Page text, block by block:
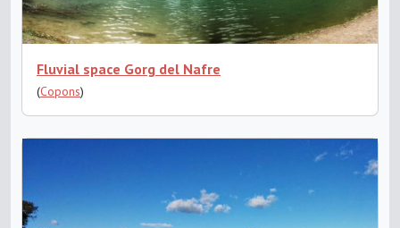
Fluvial space Gorg del Nafre
(Copons)